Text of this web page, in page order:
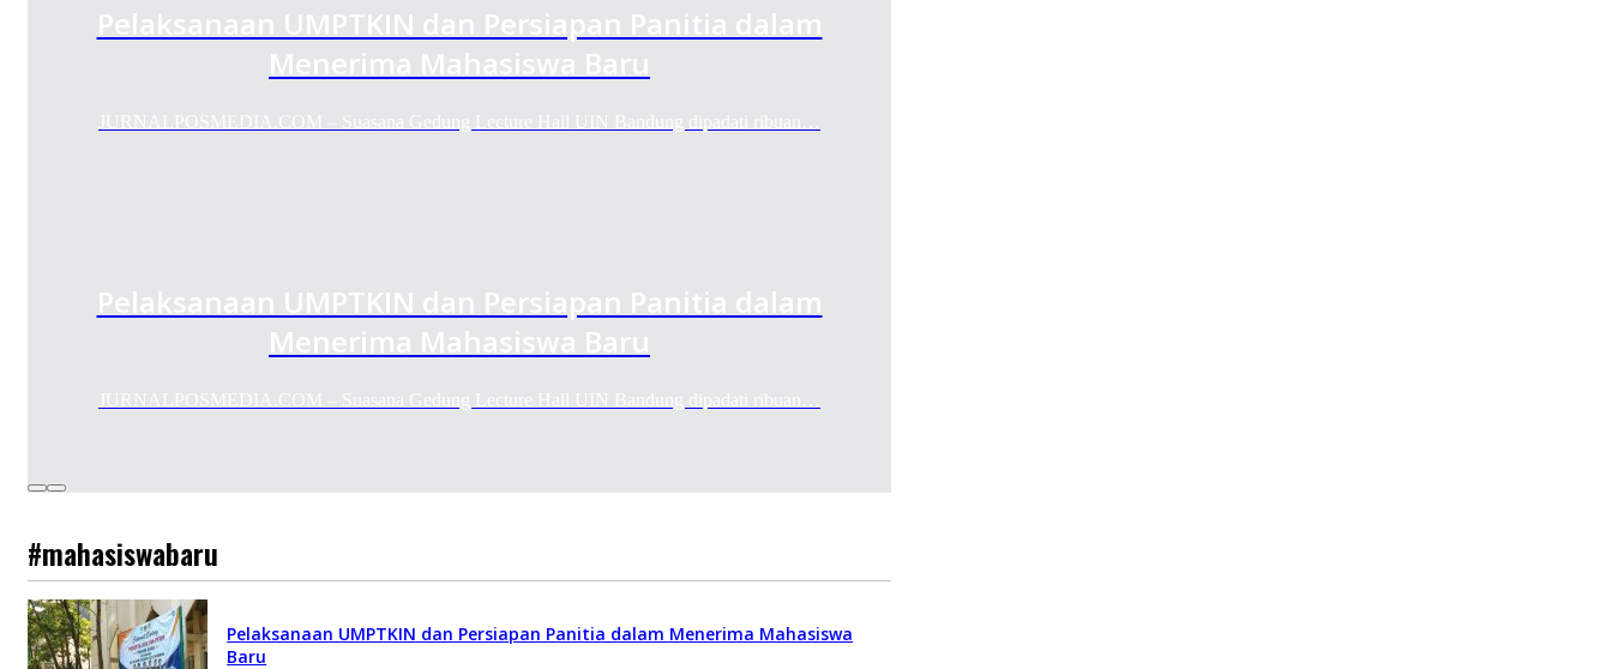
Pelaksanaan UMPTKIN dan Persiapan Panitia dalam
Menerima Mahasiswa Baru
JURNALPOSMEDIA.COM – Suasana Gedung Lecture Hall UIN Bandung dipadati ribuan…
Pelaksanaan UMPTKIN dan Persiapan Panitia dalam
Menerima Mahasiswa Baru
JURNALPOSMEDIA.COM – Suasana Gedung Lecture Hall UIN Bandung dipadati ribuan…
#mahasiswabaru
Pelaksanaan UMPTKIN dan Persiapan Panitia dalam Menerima Mahasiswa
Baru